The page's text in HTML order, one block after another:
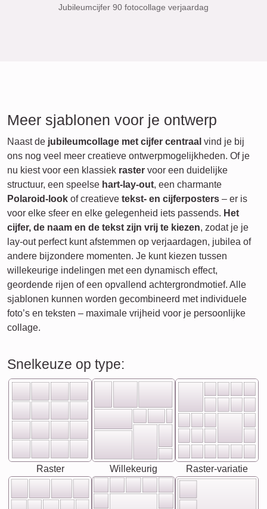
Jubileumcijfer 90 fotocollage verjaardag
Meer sjablonen voor je ontwerp
Naast de jubileumcollage met cijfer centraal vind je bij
ons nog veel meer creatieve ontwerpmogelijkheden. Of je
nu kiest voor een klassiek raster voor een duidelijke
structuur, een speelse hart-lay-out, een charmante
Polaroid-look of creatieve tekst- en cijferposters – er is
voor elke sfeer en elke gelegenheid iets passends. Het
cijfer, de naam en de tekst zijn vrij te kiezen, zodat je je
lay-out perfect kunt afstemmen op verjaardagen, jubilea of
andere bijzondere momenten. Je kunt kiezen tussen
willekeurige indelingen met een dynamisch effect,
geordende rijen of een opvallend achtergrondmotief. Alle
sjablonen kunnen worden gecombineerd met individuele
foto’s en teksten – maximale vrijheid voor je persoonlijke
collage.
Snelkeuze op type:
Raster Willekeurig Raster-variatie